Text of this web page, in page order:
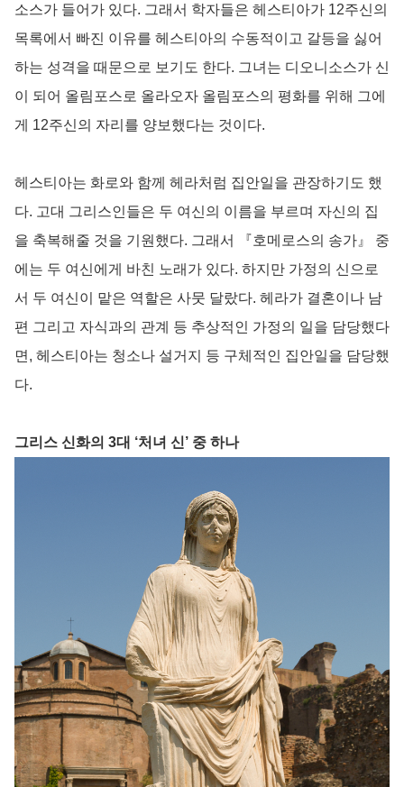
소스가 들어가 있다. 그래서 학자들은 헤스티아가 12주신의
목록에서 빠진 이유를 헤스티아의 수동적이고 갈등을 싫어
하는 성격을 때문으로 보기도 한다. 그녀는 디오니소스가 신
이 되어 올림포스로 올라오자 올림포스의 평화를 위해 그에
게 12주신의 자리를 양보했다는 것이다.
헤스티아는 화로와 함께 헤라처럼 집안일을 관장하기도 했
다. 고대 그리스인들은 두 여신의 이름을 부르며 자신의 집
을 축복해줄 것을 기원했다. 그래서 『호메로스의 송가』 중
에는 두 여신에게 바친 노래가 있다. 하지만 가정의 신으로
서 두 여신이 맡은 역할은 사뭇 달랐다. 헤라가 결혼이나 남
편 그리고 자식과의 관계 등 추상적인 가정의 일을 담당했다
면, 헤스티아는 청소나 설거지 등 구체적인 집안일을 담당했
다.
그리스 신화의 3대 ‘처녀 신’ 중 하나